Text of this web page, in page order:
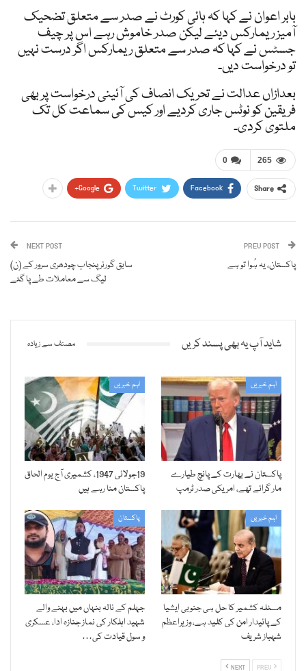
بابر اعوان نے کہا کہ ہائی کورٹ نے صدر سے متعلق تضحیک
آمیز ریمارکس دیئے لیکن صدر خاموش رہے اس پر چیف
جسٹس نے کہا کہ صدر سے متعلق ریمارکس اگر درست نہیں
تو درخواست دیں۔
بعدازاں عدالت نے تحریک انصاف کی آئینی درخواست پر بھی
فریقین کو نوٹس جاری کردیے اور کیس کی سماعت کل تک
ملتوی کردی۔
0 265
Share
Facebook
Twitter
Google+
پاکستان، یہ ہُوا تو ہے
NEXT POST
سابق گورنر پنجاب چودھری سرور کے (ن)
لیگ سے معاملات طے پا گئے
شاید آپ یہ بھی پسند کریں مصنف سے زیادہ
اہم خبریں
پاکستان نے بھارت کے پانچ طیارے
مار گرائے تھے، امریکی صدر ٹرمپ
اہم خبریں
19جولائی 1947، کشمیری آج یوم الحاق
پاکستان منا رہے ہیں
اہم خبریں
مسئلہ کشمیر کا حل ہی جنوبی ایشیا
کے پائیدار امن کی کلید ہے، وزیراعظم
شہباز شریف
پاکستان
جہلم کے نالہ بنہاں میں بہنے والے
شہید اہلکار کی نماز جنازہ ادا، عسکری
و سول قیادت کی…
NEXT